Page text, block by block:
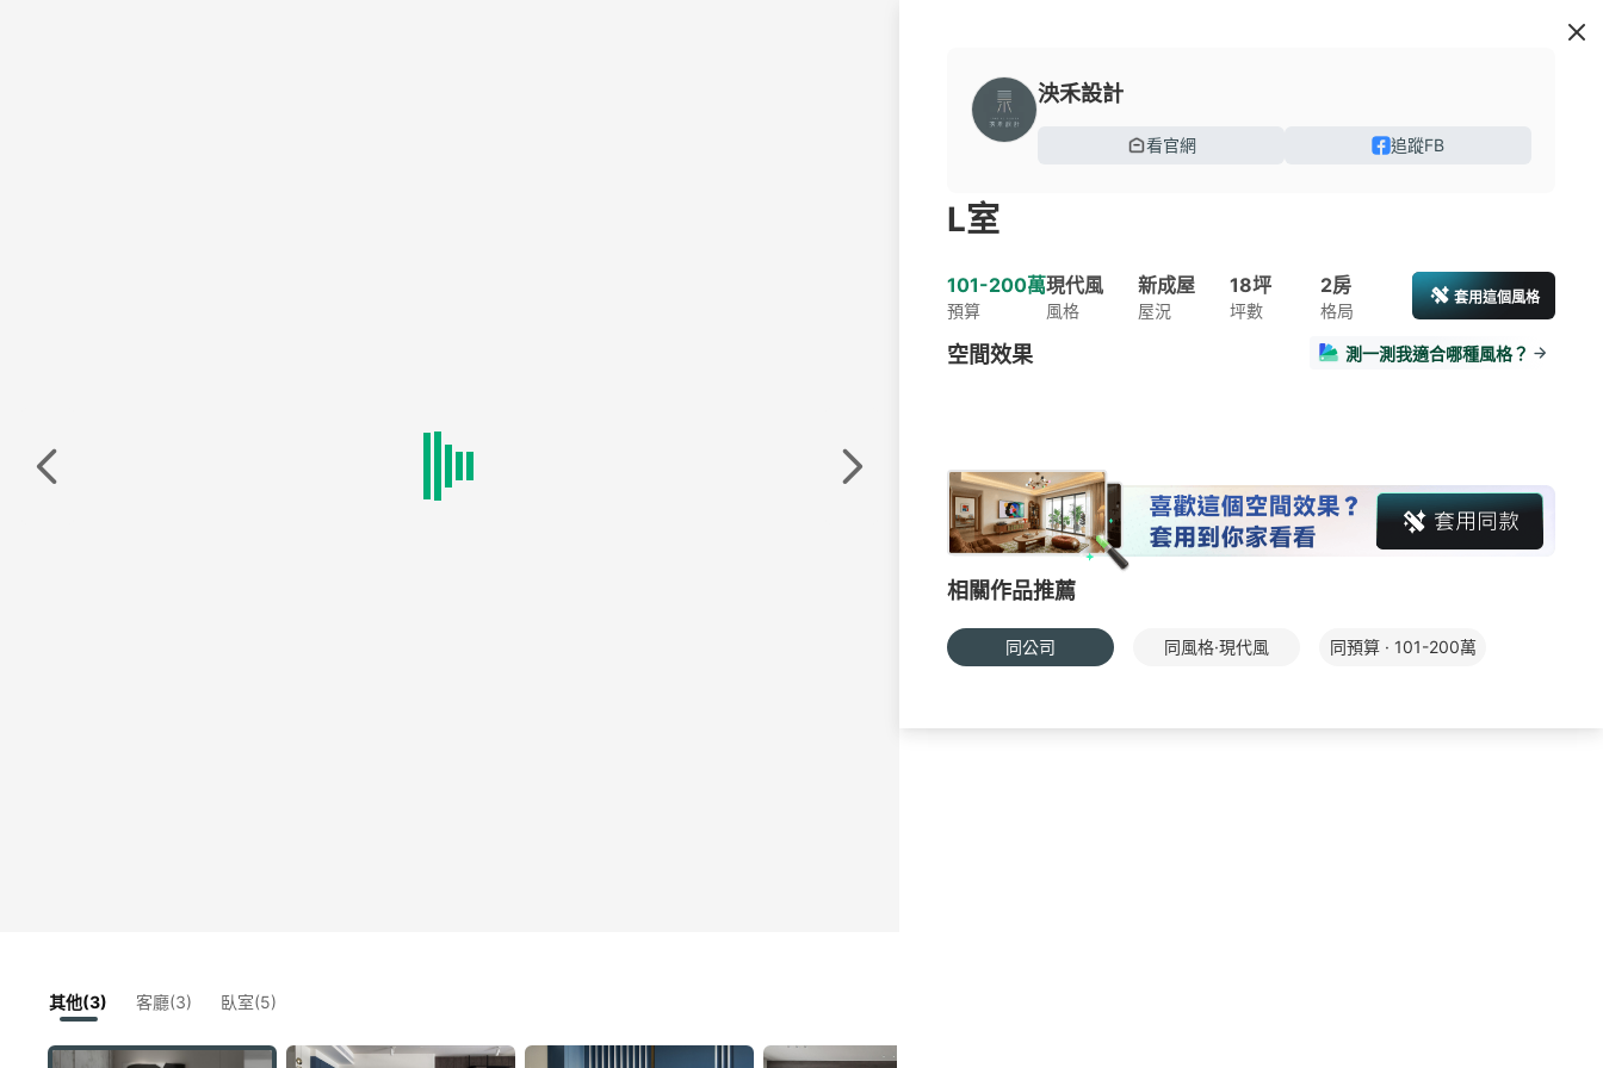
其他(3) 客廳(3) 臥室(5)
泱禾設計
看官網 追蹤FB
L室
101-200萬
預算
現代風
風格
新成屋
屋況
18坪
坪數
2房
格局
套用這個風格
空間效果 測一測我適合哪種風格？
相關作品推薦
同公司 同風格·現代風 同預算 · 101-200萬